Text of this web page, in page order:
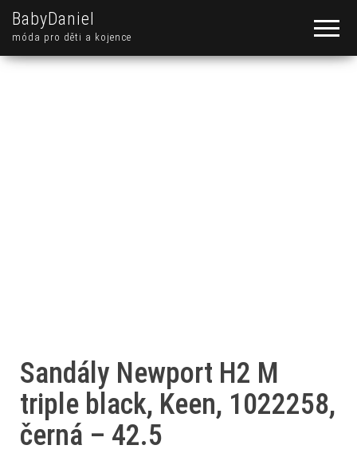
BabyDaniel
móda pro děti a kojence
Sandály Newport H2 M
triple black, Keen, 1022258,
černá – 42.5